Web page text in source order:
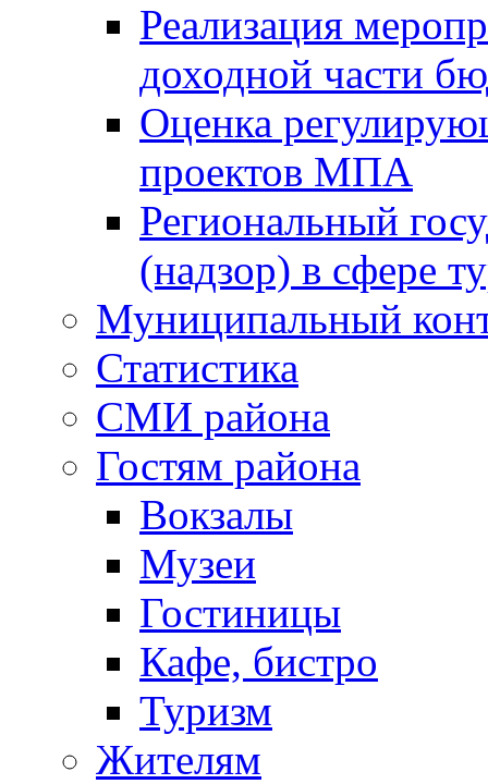
Реализация
доходной части
Оценка
проектов МПА
Региональный
(надзор) в сфере
Муниципальный
Статистика
СМИ района
Гостям района
Вокзалы
Музеи
Гостиницы
Кафе, бистро
Туризм
Жителям